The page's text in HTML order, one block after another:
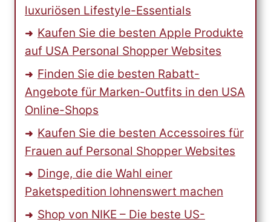
luxuriösen Lifestyle-Essentials
Kaufen Sie die besten Apple Produkte
auf USA Personal Shopper Websites
Finden Sie die besten Rabatt-
Angebote für Marken-Outfits in den USA
Online-Shops
Kaufen Sie die besten Accessoires für
Frauen auf Personal Shopper Websites
Dinge, die die Wahl einer
Paketspedition lohnenswert machen
Shop von NIKE – Die beste US-